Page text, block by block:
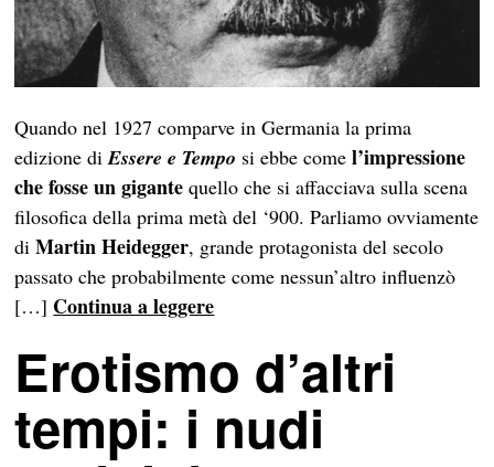
Quando nel 1927 comparve in Germania la prima
edizione diEssere e Tempo si ebbe comel’impressione
che fosse un gigante quello che si affacciava sulla scena
filosofica della prima metà del ‘900. Parliamo ovviamente
diMartin Heidegger, grande protagonista del secolo
passato che probabilmente come nessun’altro influenzò
[…] Continua a leggere
Erotismo d’altri
tempi: i nudi